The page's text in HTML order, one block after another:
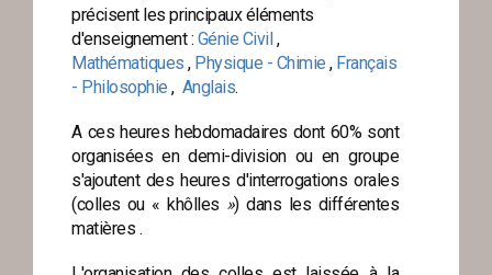
précisent les principaux éléments
d'enseignement : Génie Civil,
Mathématiques , Physique - Chimie , Français
- Philosophie , Anglais.
A ces heures hebdomadaires dont 60% sont
organisées en demi-division ou en groupe
s'ajoutent des heures d'interrogations orales
(colles ou « khôlles ») dans les différentes
matières .